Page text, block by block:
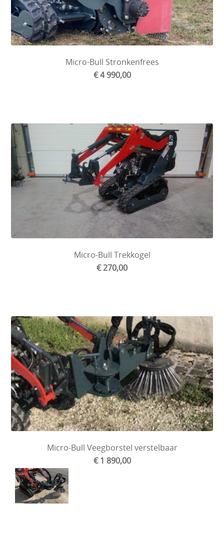
Micro-Bull Stronkenfrees
€ 4 990,00
Micro-Bull Trekkogel
€ 270,00
Micro-Bull Veegborstel verstelbaar
€ 1 890,00